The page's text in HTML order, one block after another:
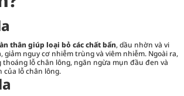
thân giúp loại bỏ các chất bẩn, dầu nhờn và vi
giảm nguy cơ nhiễm trùng và viêm nhiễm. Ngoài ra,
thoáng lỗ chân lông, ngăn ngừa mụn đầu đen và
lỗ chân lông.